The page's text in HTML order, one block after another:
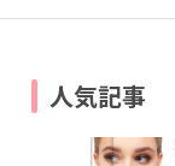
人気記事